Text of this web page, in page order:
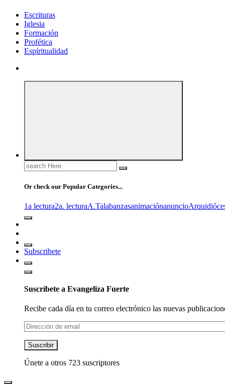
Escrituras
Iglesia
Formación
Profética
Espíritualidad
Search
for:
Or check our Popular Categories...
1a lectura2a. lecturaA.Talabanzasanimaciónanuncio
Subscribete
Suscríbete a Evangeliza Fuerte
Recibe cada día en tu correo electrónico las nuevas
Dirección
de
email
Suscribir
Únete a otros 723 suscriptores